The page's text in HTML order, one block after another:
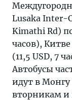
Lusaka Inter-
Kimathi Rd)
часов),
(11,5 USD, 7
Автобусы
идут в Монгу
вторникам и